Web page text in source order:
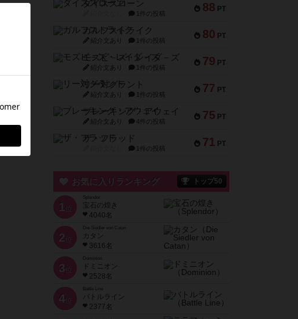
88 PT
ダイススローン
1件の投稿
80 PT
ガルフストライク
紹介文あり 1件の投稿
79 PT
モズビ－ズ・レイダ－ズ
紹介文あり 1件の投稿
77 PT
リー対グラント
紹介文あり 1件の投稿
75 PT
ブレーキング・アウェイ
紹介文あり 4件の投稿
71 PT
ザ・フラッド
1件の投稿
お気に入りランキング トップ50
1 位
宝石の煌き
4040名
2 位
Die Siedler von Catan
カタン
3616名
3 位
ドミニオン
2528名
4位
Battle Line
バトルライン
2377名